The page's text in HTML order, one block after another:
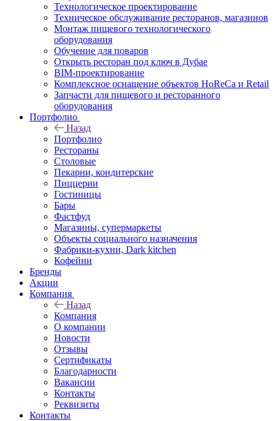
Технологическое проектирование
Техническое обслуживание ресторанов, магазинов
Монтаж пищевого технологического
оборудования
Обучение для поваров
Открыть ресторан под ключ в Дубае
BIM-проектирование
Комплексное оснащение объектов HoReCa и Retail
Запчасти для пищевого и ресторанного
оборудования
Портфолио
Назад
Портфолио
Рестораны
Столовые
Пекарни, кондитерские
Пиццерии
Гостиницы
Бары
Фастфуд
Магазины, супермаркеты
Объекты социального назначения
Фабрики-кухни, Dark kitchen
Кофейни
Бренды
Акции
Компания
Назад
Компания
О компании
Новости
Отзывы
Сертификаты
Благодарности
Вакансии
Контакты
Реквизиты
Контакты